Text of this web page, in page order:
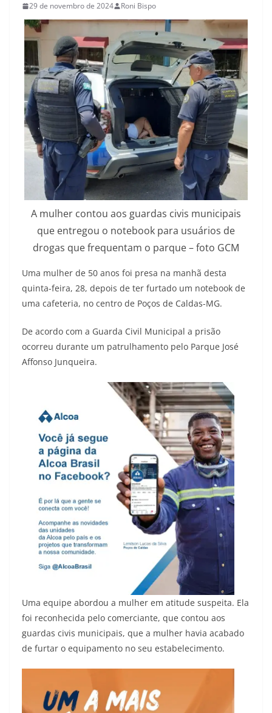
29 de novembro de 2024 Roni Bispo
A mulher contou aos guardas civis municipais
que entregou o notebook para usuários de
drogas que frequentam o parque – foto GCM
Uma mulher de 50 anos foi presa na manhã desta
quinta-feira, 28, depois de ter furtado um notebook de
uma cafeteria, no centro de Poços de Caldas-MG.
De acordo com a Guarda Civil Municipal a prisão
ocorreu durante um patrulhamento pelo Parque José
Affonso Junqueira.
Uma equipe abordou a mulher em atitude suspeita. Ela
foi reconhecida pelo comerciante, que contou aos
guardas civis municipais, que a mulher havia acabado
de furtar o equipamento no seu estabelecimento.